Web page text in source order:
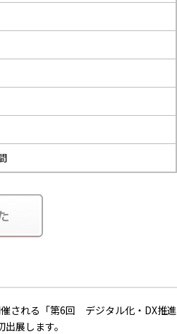
される「第6回 デジタル化・DX推進
展します。